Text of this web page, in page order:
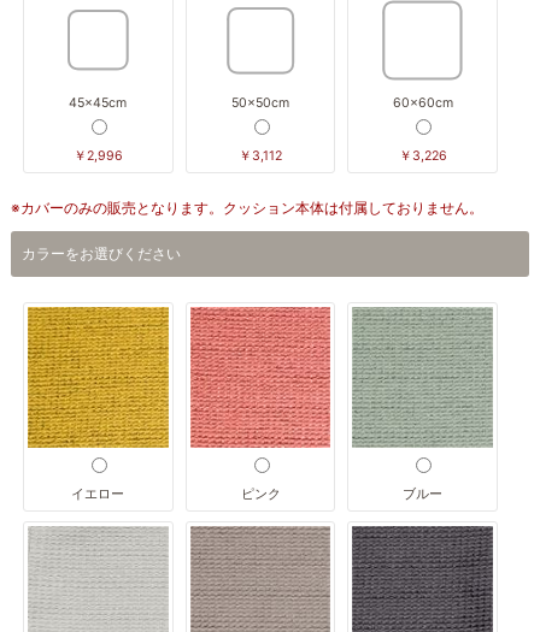
45×45cm
￥2,996
50×50cm
￥3,112
60×60cm
￥3,226
※カバーのみの販売となります。クッション本体は付属しておりません。
カラーをお選びください
イエロー ピンク ブルー